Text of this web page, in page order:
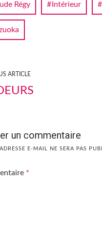
Régy Intérieur
ARTICLE
un commentaire
E-MAIL NE SERA PAS
*